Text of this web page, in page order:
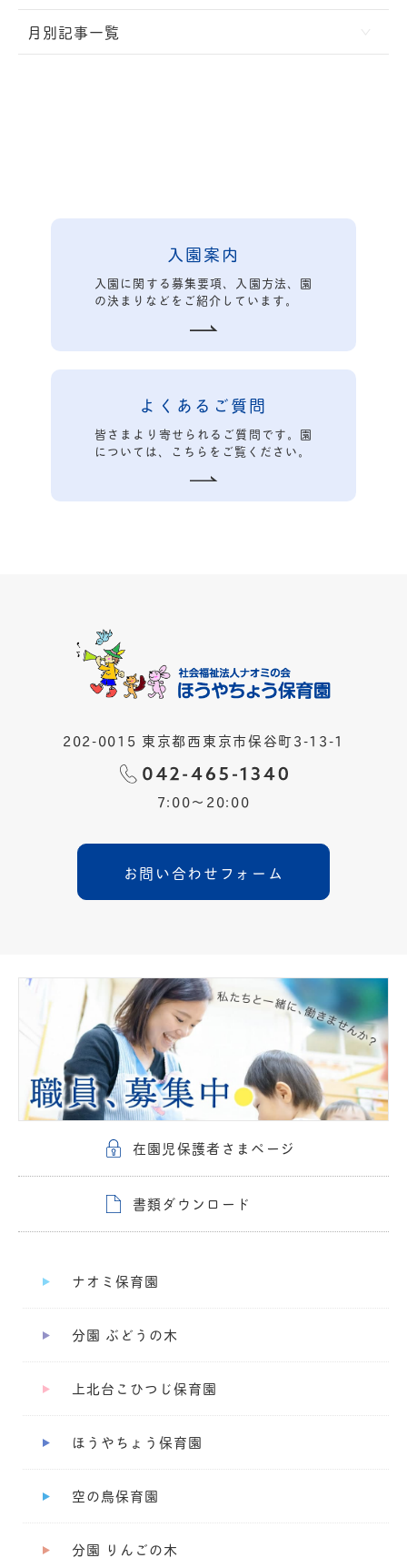
月別記事一覧
入園案内
入園に関する募集要項、入園方法、園
の決まりなどをご紹介しています。
よくあるご質問
皆さまより寄せられるご質問です。園
については、こちらをご覧ください。
202-0015 東京都西東京市保谷町3-13-1
7:00〜20:00
お問い合わせフォーム
在園児保護者さまページ
書類ダウンロード
ナオミ保育園
分園 ぶどうの木
上北台こひつじ保育園
ほうやちょう保育園
空の鳥保育園
分園 りんごの木